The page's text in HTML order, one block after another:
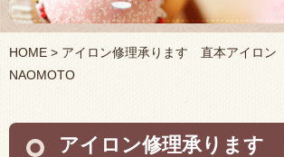
HOME > アイロン修理承ります 直本アイロ
NAOMOTO
アイロン修理承ります